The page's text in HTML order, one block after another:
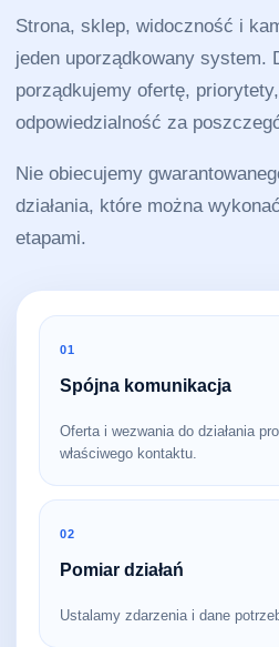
Strona, sklep, widoczność i
jeden uporządkowany system.
porządkujemy ofertę,
odpowiedzialność za
Nie obiecujemy
działania, które można
etapami.
01
Spójna komunikacja
Oferta i wezwania do działania
właściwego kontaktu.
02
Pomiar działań
Ustalamy zdarzenia i dane